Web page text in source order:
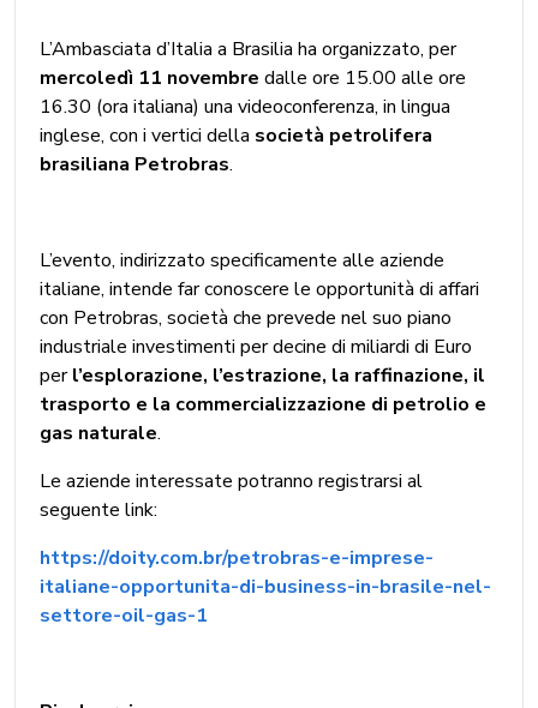
L’Ambasciata d’Italia a Brasilia ha organizzato, per
mercoledì 11 novembre dalle ore 15.00 alle ore
16.30 (ora italiana) una videoconferenza, in lingua
inglese, con i vertici della società petrolifera
brasiliana Petrobras.
L’evento, indirizzato specificamente alle aziende
italiane, intende far conoscere le opportunità di affari
con Petrobras, società che prevede nel suo piano
industriale investimenti per decine di miliardi di Euro
perl’esplorazione, l’estrazione, la raffinazione, il
trasporto e la commercializzazione di petrolio e
gas naturale.
Le aziende interessate potranno registrarsi al
seguente link:
https://doity.com.br/petrobras-e-imprese-
italiane-opportunita-di-business-in-brasile-nel-
settore-oil-gas-1